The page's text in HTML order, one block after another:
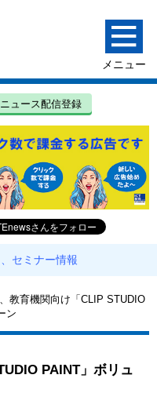
ニュース配信登録
セミナー情報
教育機関向け「CLIP STUDIO
ン
PAINT」ボリュ